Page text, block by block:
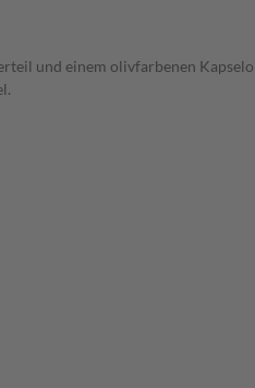
und einem olivfarbenen